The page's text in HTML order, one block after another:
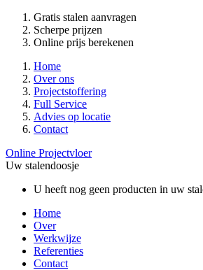
Gratis stalen aanvragen
Scherpe prijzen
Online prijs berekenen
Home
Over ons
Projectstoffering
Full Service
Advies op locatie
Contact
Online Projectvloer
Uw stalendoosje
U heeft nog geen producten in uw
Home
Over
Werkwijze
Referenties
Contact